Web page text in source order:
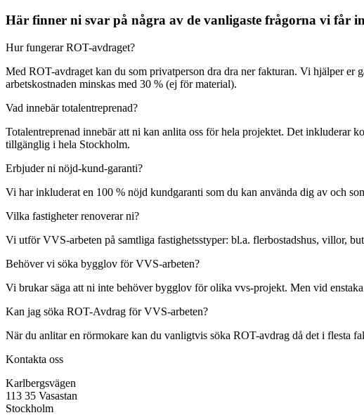
Här finner ni svar på några av de vanligaste frågorna vi får
Hur fungerar ROT-avdraget?
Med ROT-avdraget kan du som privatperson dra dra ner fakturan. Vi hjälper er
arbetskostnaden minskas med 30 % (ej för material).
Vad innebär totalentreprenad?
Totalentreprenad innebär att ni kan anlita oss för hela projektet. Det inkluderar
tillgänglig i hela Stockholm.
Erbjuder ni nöjd-kund-garanti?
Vi har inkluderat en 100 % nöjd kundgaranti som du kan använda dig av och
Vilka fastigheter renoverar ni?
Vi utför VVS-arbeten på samtliga fastighetsstyper: bl.a. flerbostadshus, villor,
Behöver vi söka bygglov för VVS-arbeten?
Vi brukar säga att ni inte behöver bygglov för olika vvs-projekt. Men vid
Kan jag söka ROT-Avdrag för VVS-arbeten?
När du anlitar en rörmokare kan du vanligtvis söka ROT-avdrag då det i flesta
Kontakta oss
Karlbergsvägen
113 35 Vasastan
Stockholm